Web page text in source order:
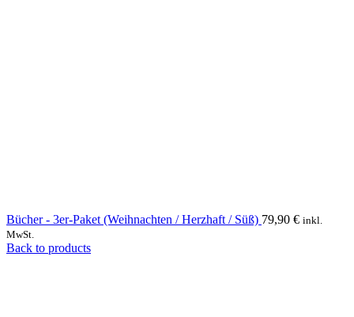
Bücher - 3er-Paket (Weihnachten / Herzhaft / Süß) 79,90 € inkl.
MwSt.
Back to products